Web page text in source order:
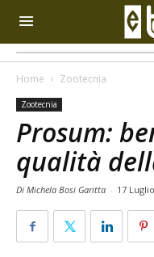
Home Zootecnia
Zootecnia
Prosum:
qualità
Di Michela Bosi Garitta - 17